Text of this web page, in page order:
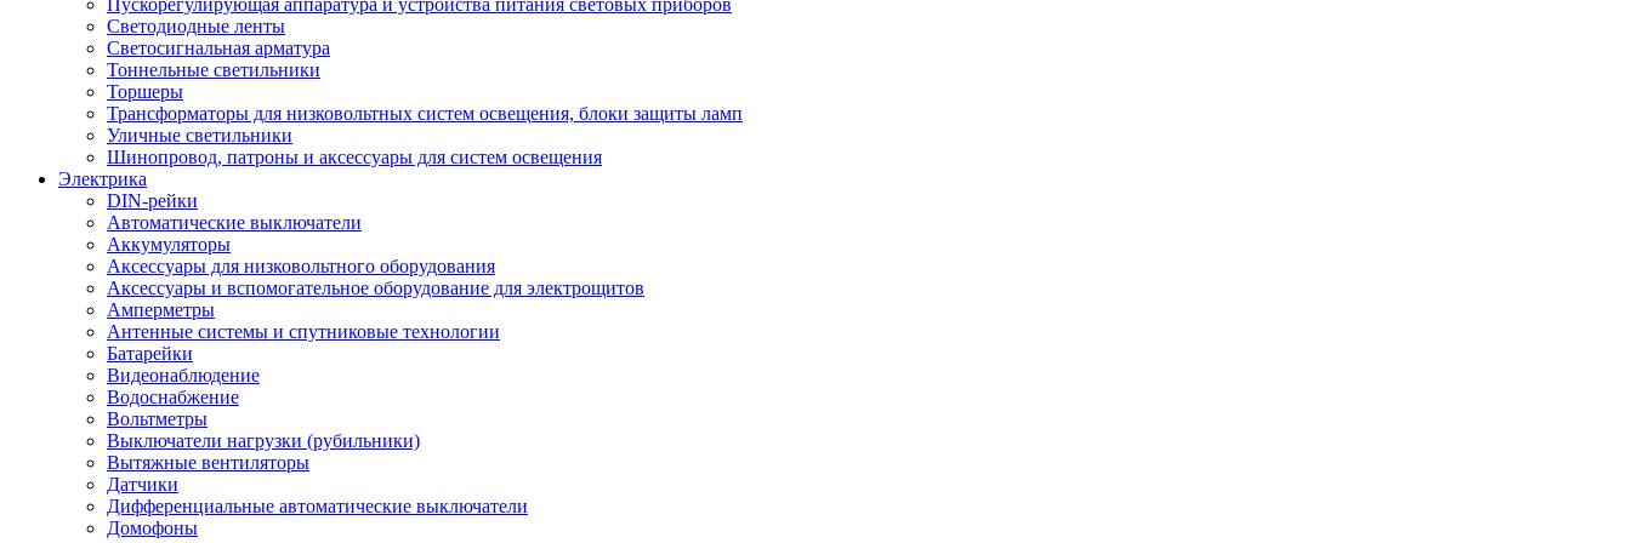
Светодиодные ленты
Светосигнальная арматура
Тоннельные светильники
Торшеры
Трансформаторы для низковольтных систем освещения, блоки защиты ламп
Уличные светильники
Шинопровод, патроны и аксессуары для систем освещения
Электрика
DIN-рейки
Автоматические выключатели
Аккумуляторы
Аксессуары для низковольтного оборудования
Аксессуары и вспомогательное оборудование для электрощитов
Амперметры
Антенные системы и спутниковые технологии
Батарейки
Видеонаблюдение
Водоснабжение
Вольтметры
Выключатели нагрузки (рубильники)
Вытяжные вентиляторы
Датчики
Дифференциальные автоматические выключатели
Домофоны